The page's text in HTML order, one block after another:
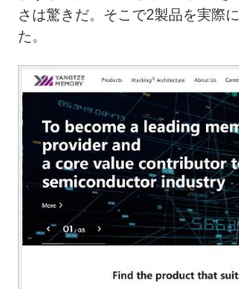
さは驚きだ。そこで2製品を実際
た。